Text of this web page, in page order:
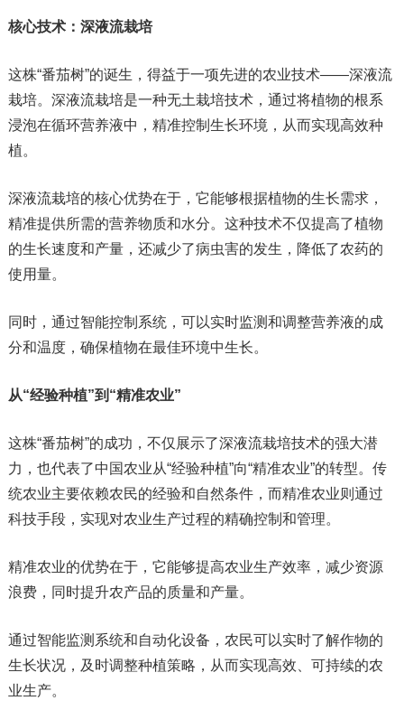
核心技术：深液流栽培
这株“番茄树”的诞生，得益于一项先进的农业技术——深液流
栽培。深液流栽培是一种无土栽培技术，通过将植物的根系
浸泡在循环营养液中，精准控制生长环境，从而实现高效种
植。
深液流栽培的核心优势在于，它能够根据植物的生长需求，
精准提供所需的营养物质和水分。这种技术不仅提高了植物
的生长速度和产量，还减少了病虫害的发生，降低了农药的
使用量。
同时，通过智能控制系统，可以实时监测和调整营养液的成
分和温度，确保植物在最佳环境中生长。
从“经验种植”到“精准农业”
这株“番茄树”的成功，不仅展示了深液流栽培技术的强大潜
力，也代表了中国农业从“经验种植”向“精准农业”的转型。传
统农业主要依赖农民的经验和自然条件，而精准农业则通过
科技手段，实现对农业生产过程的精确控制和管理。
精准农业的优势在于，它能够提高农业生产效率，减少资源
浪费，同时提升农产品的质量和产量。
通过智能监测系统和自动化设备，农民可以实时了解作物的
生长状况，及时调整种植策略，从而实现高效、可持续的农
业生产。